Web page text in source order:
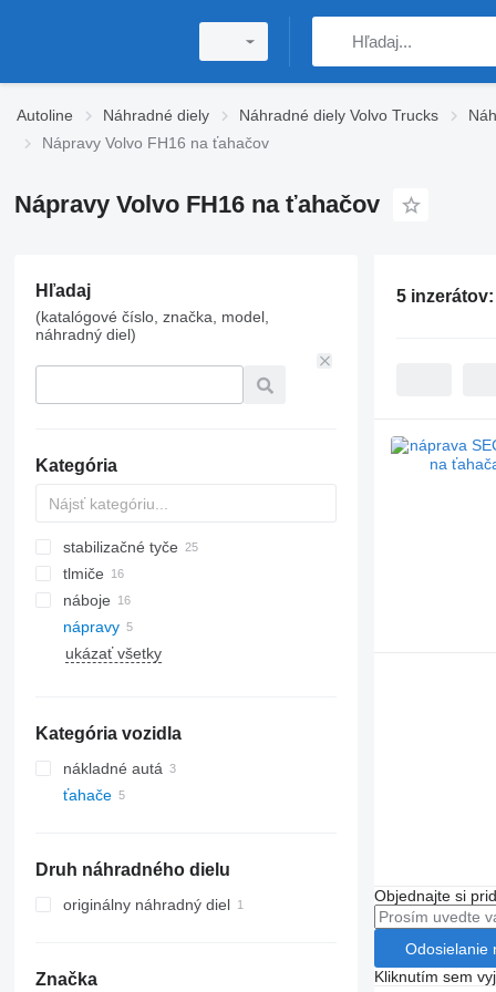
Autoline Náhradné diely Náhradné diely Volvo Trucks
Nápravy Volvo FH16 na ťahačov
Nápravy Volvo FH16 na ťahačov
Hľadaj
(katalógové číslo, značka, model,
náhradný diel)
Kategória
stabilizačné tyče
tlmiče
náboje
nápravy
ukázať všetky
Kategória vozidla
nákladné autá
ťahače
Druh náhradného dielu
originálny náhradný diel
Značka
5 inzerátov:
Objednajte si
Odosielanie
Kliknutím sem